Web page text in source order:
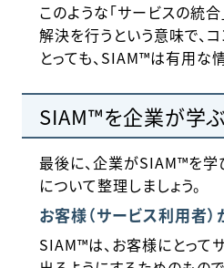
このような「サービスの統
解決を行うという意味で、
とっても、SIAM™は有用な
SIAM™を企業が学ぶ
最後に、企業がSIAM™を学
について整理しましょう。
お客様（サービス利用者
SIAM™は、お客様にとって